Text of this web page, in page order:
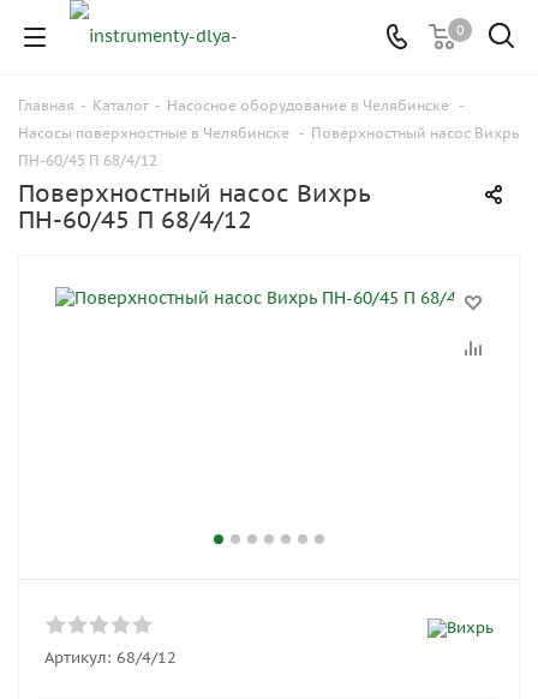
0
Главная - Каталог - Насосное оборудование в Челябинске -
Насосы поверхностные в Челябинске - Поверхностный насос Вихрь
ПН-60/45 П 68/4/12
Поверхностный насос Вихрь
ПН-60/45 П 68/4/12
Артикул: 68/4/12